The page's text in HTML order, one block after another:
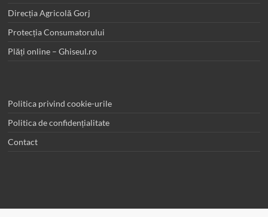
Direcția Agricolă Gorj
Protecția Consumatorului
Plăți online – Ghiseul.ro
Politica privind cookie-urile
Politica de confidențialitate
Contact